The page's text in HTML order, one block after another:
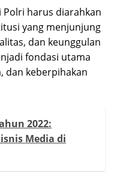
harus diarahkan
yang menjunjung
dan keunggulan
fondasi utama
dan keberpihakan
2022:
Media di